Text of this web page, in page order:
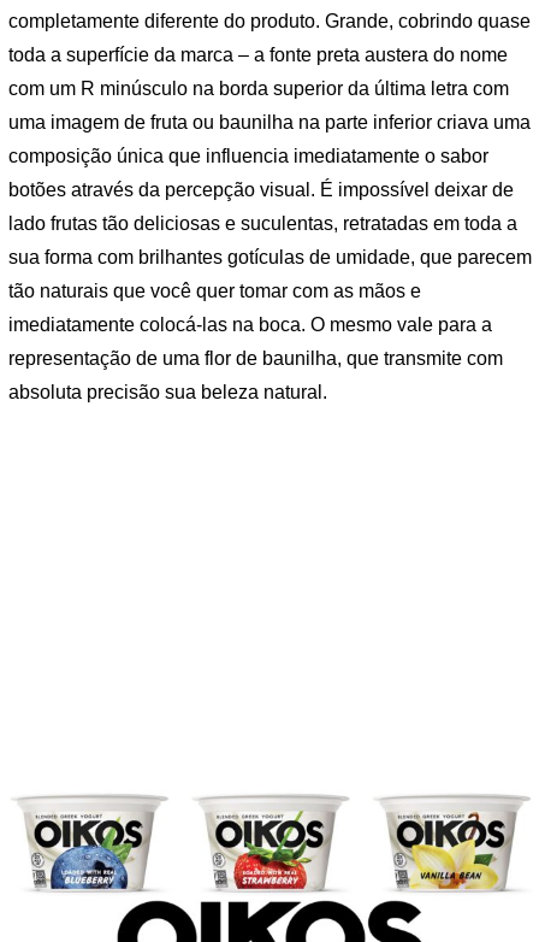
completamente diferente do produto. Grande, cobrindo quase
toda a superfície da marca – a fonte preta austera do nome
com um R minúsculo na borda superior da última letra com
uma imagem de fruta ou baunilha na parte inferior criava uma
composição única que influencia imediatamente o sabor
botões através da percepção visual. É impossível deixar de
lado frutas tão deliciosas e suculentas, retratadas em toda a
sua forma com brilhantes gotículas de umidade, que parecem
tão naturais que você quer tomar com as mãos e
imediatamente colocá-las na boca. O mesmo vale para a
representação de uma flor de baunilha, que transmite com
absoluta precisão sua beleza natural.